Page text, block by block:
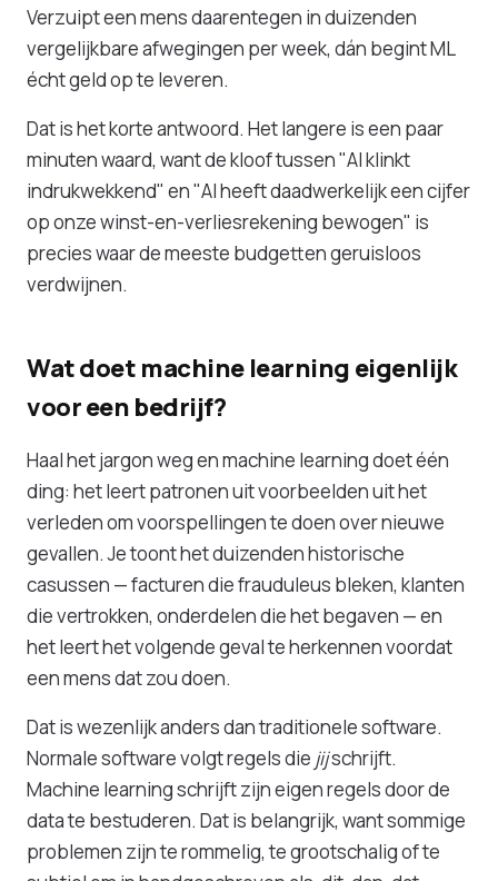
Verzuipt een mens daarentegen in duizenden
vergelijkbare afwegingen per week, dán begint ML
écht geld op te leveren.
Dat is het korte antwoord. Het langere is een paar
minuten waard, want de kloof tussen "AI klinkt
indrukwekkend" en "AI heeft daadwerkelijk een cijfer
op onze winst-en-verliesrekening bewogen" is
precies waar de meeste budgetten geruisloos
verdwijnen.
Wat doet machine learning eigenlijk
voor een bedrijf?
Haal het jargon weg en machine learning doet één
ding: het leert patronen uit voorbeelden uit het
verleden om voorspellingen te doen over nieuwe
gevallen. Je toont het duizenden historische
casussen — facturen die frauduleus bleken, klanten
die vertrokken, onderdelen die het begaven — en
het leert het volgende geval te herkennen voordat
een mens dat zou doen.
Dat is wezenlijk anders dan traditionele software.
Normale software volgt regels die jijschrijft.
Machine learning schrijft zijn eigen regels door de
data te bestuderen. Dat is belangrijk, want sommige
problemen zijn te rommelig, te grootschalig of te